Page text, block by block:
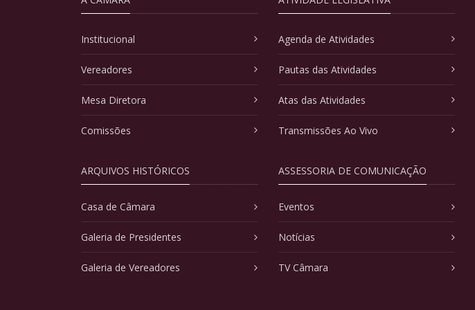
Institucional
Vereadores
Mesa Diretora
Comissões
ARQUIVOS HISTÓRICOS
Casa de Câmara
Galeria de Presidentes
Galeria de Vereadores
Agenda de Atividades
Pautas das Atividades
Atas das Atividades
Transmissões Ao Vivo
ASSESSORIA DE COMUNICAÇÃO
Eventos
Notícias
TV Câmara